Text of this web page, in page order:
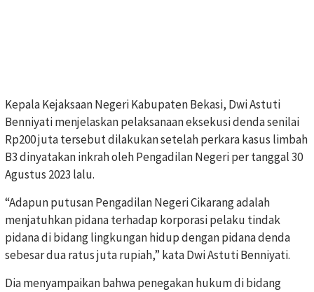
Kepala Kejaksaan Negeri Kabupaten Bekasi, Dwi Astuti
Benniyati menjelaskan pelaksanaan eksekusi denda senilai
Rp200 juta tersebut dilakukan setelah perkara kasus limbah
B3 dinyatakan inkrah oleh Pengadilan Negeri per tanggal 30
Agustus 2023 lalu.
“Adapun putusan Pengadilan Negeri Cikarang adalah
menjatuhkan pidana terhadap korporasi pelaku tindak
pidana di bidang lingkungan hidup dengan pidana denda
sebesar dua ratus juta rupiah,” kata Dwi Astuti Benniyati.
Dia menyampaikan bahwa penegakan hukum di bidang